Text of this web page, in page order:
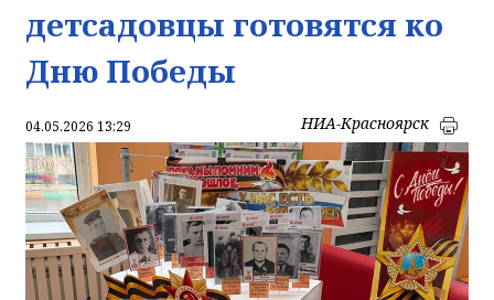
детсадовцы готовятся ко
Дню Победы
04.05.2026 13:29 НИА-Красноярск